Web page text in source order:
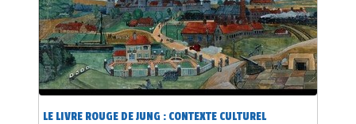
LE LIVRE ROUGE DE JUNG : CONTEXTE CULTUREL